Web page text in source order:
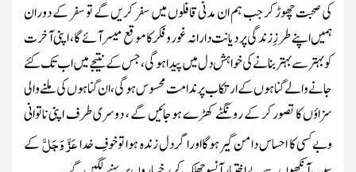
کی صحبت چھوڑ کر جب ہم ان مدنی قافلوں میں سفر کریں گے تو سفر کے دوران
ہمیں اپنے طرزِزندگی پر دیانت دارانہ غوروفکر کا موقع میسر آئے گا ، اپنی آخرت
کو بہتر سے بہتر بنانے کی خواہش دل میں پیدا ہوگی، جس کے نتیجے میں اب تک کئے
جانے والے گناہوں کے ارتکاب پر ندامت محسوس ہوگی ، ان گناہوں کی ملنے والی
سزاؤں کا تصور کر کے رونگٹے کھڑے ہوجائیں گے ، دوسری طرف اپنی ناتوانی
وبے کسی کا احساس دامن گیر ہوگااوراگر دل زندہ ہوا توخوفِ خداعَزَّ وَجَلَّکے